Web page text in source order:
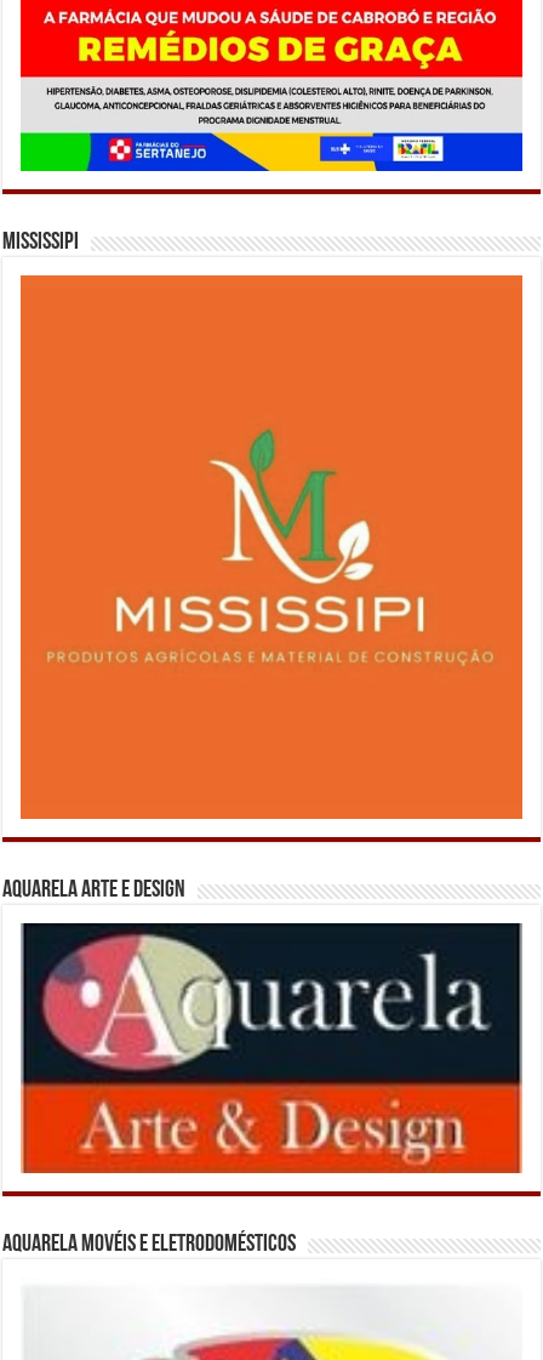
Mississipi
Aquarela Arte e Design
Aquarela Movéis e Eletrodomésticos